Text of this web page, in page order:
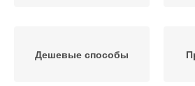
Дешевые способы